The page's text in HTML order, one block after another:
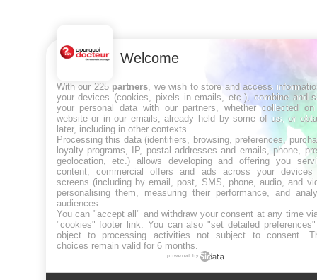
Welcome
With our 225 partners , we wish to store and access
your devices (cookies, pixels in emails, etc.), combine and
your personal data with our partners, whether collected
website or in our emails, already held by some of us, or
later, including in other contexts.
Processing this data (identifiers, browsing, preferences,
loyalty programs, IP, postal addresses and emails, phone,
geolocation, etc.) allows developing and offering you
content, commercial offers and ads across your devices
screens (including by email, post, SMS, phone, audio, and
personalising them, measuring their performance, and
audiences.
You can "accept all" and withdraw your consent at any time
"cookies" footer link . You can also "set detailed
object to processing activities not subject to consent.
choices remain valid for 6 months.
powered by